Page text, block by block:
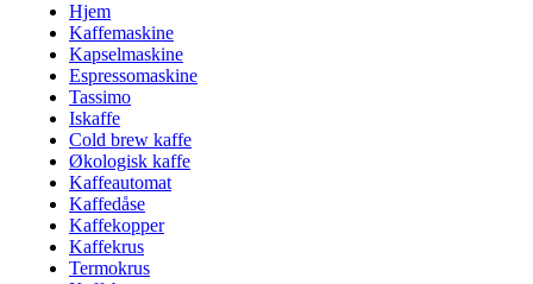
Hjem
Kaffemaskine
Kapselmaskine
Espressomaskine
Tassimo
Iskaffe
Cold brew kaffe
Økologisk kaffe
Kaffeautomat
Kaffedåse
Kaffekopper
Kaffekrus
Termokrus